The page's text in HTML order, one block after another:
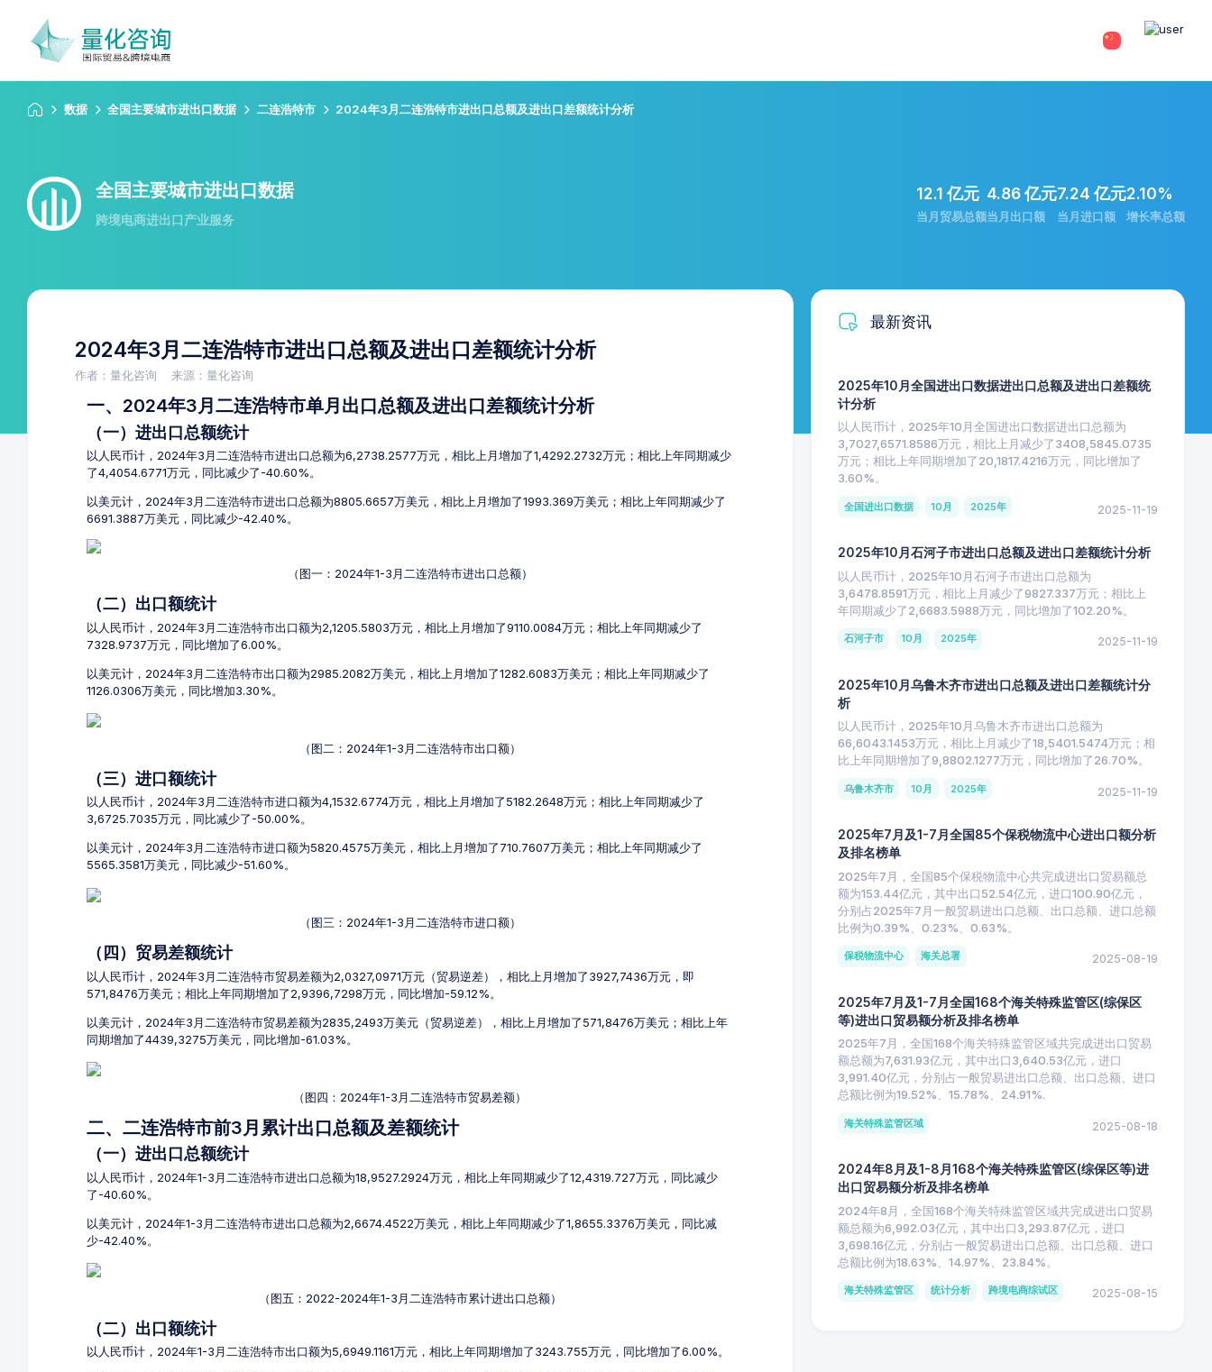
数据 全国主要城市进出口数据 二连浩特市 2024年3月二连浩特市进出口总额及进出口差额统计分析
全国主要城市进出口数据
跨境电商进出口产业服务
12.1 亿元
当月贸易总额
4.86 亿元
当月出口额
7.24 亿元
当月进口额
2.10%
增长率总额
2024年3月二连浩特市进出口总额及进出口差额统计分析
作者：量化咨询 来源：量化咨询
一、2024年3月二连浩特市单月出口总额及进出口差额统计分析
（一）进出口总额统计
以人民币计，2024年3月二连浩特市进出口总额为6,2738.2577万元，相比上月增加了1,4292.2732万元；相比上年同期减少
了4,4054.6771万元，同比减少了-40.60%。
以美元计，2024年3月二连浩特市进出口总额为8805.6657万美元，相比上月增加了1993.369万美元；相比上年同期减少了
6691.3887万美元，同比减少-42.40%。
（图一：2024年1-3月二连浩特市进出口总额）
（二）出口额统计
以人民币计，2024年3月二连浩特市出口额为2,1205.5803万元，相比上月增加了9110.0084万元；相比上年同期减少了
7328.9737万元，同比增加了6.00%。
以美元计，2024年3月二连浩特市出口额为2985.2082万美元，相比上月增加了1282.6083万美元；相比上年同期减少了
1126.0306万美元，同比增加3.30%。
（图二：2024年1-3月二连浩特市出口额）
（三）进口额统计
以人民币计，2024年3月二连浩特市进口额为4,1532.6774万元，相比上月增加了5182.2648万元；相比上年同期减少了
3,6725.7035万元，同比减少了-50.00%。
以美元计，2024年3月二连浩特市进口额为5820.4575万美元，相比上月增加了710.7607万美元；相比上年同期减少了
5565.3581万美元，同比减少-51.60%。
（图三：2024年1-3月二连浩特市进口额）
（四）贸易差额统计
以人民币计，2024年3月二连浩特市贸易差额为2,0327,0971万元（贸易逆差），相比上月增加了3927,7436万元，即
571,8476万美元；相比上年同期增加了2,9396,7298万元，同比增加-59.12%。
以美元计，2024年3月二连浩特市贸易差额为2835,2493万美元（贸易逆差），相比上月增加了571,8476万美元；相比上年
同期增加了4439,3275万美元，同比增加-61.03%。
（图四：2024年1-3月二连浩特市贸易差额）
二、二连浩特市前3月累计出口总额及差额统计
（一）进出口总额统计
以人民币计，2024年1-3月二连浩特市进出口总额为18,9527.2924万元，相比上年同期减少了12,4319.727万元，同比减少
了-40.60%。
以美元计，2024年1-3月二连浩特市进出口总额为2,6674.4522万美元，相比上年同期减少了1,8655.3376万美元，同比减
少-42.40%。
（图五：2022-2024年1-3月二连浩特市累计进出口总额）
（二）出口额统计
以人民币计，2024年1-3月二连浩特市出口额为5,6949.1161万元，相比上年同期增加了3243.755万元，同比增加了6.00%。
最新资讯
2025年10月全国进出口数据进出口总额及进出口差额统
计分析
以人民币计，2025年10月全国进出口数据进出口总额为
3,7027,6571.8586万元，相比上月减少了3408,5845.0735
万元；相比上年同期增加了20,1817.4216万元，同比增加了
3.60%。
全国进出口数据 10月 2025年 2025-11-19
2025年10月石河子市进出口总额及进出口差额统计分析
以人民币计，2025年10月石河子市进出口总额为
3,6478.8591万元，相比上月减少了9827.337万元；相比上
年同期减少了2,6683.5988万元，同比增加了102.20%。
石河子市 10月 2025年 2025-11-19
2025年10月乌鲁木齐市进出口总额及进出口差额统计分
析
以人民币计，2025年10月乌鲁木齐市进出口总额为
66,6043.1453万元，相比上月减少了18,5401.5474万元；相
比上年同期增加了9,8802.1277万元，同比增加了26.70%。
乌鲁木齐市 10月 2025年 2025-11-19
2025年7月及1-7月全国85个保税物流中心进出口额分析
及排名榜单
2025年7月，全国85个保税物流中心共完成进出口贸易额总
额为153.44亿元，其中出口52.54亿元，进口100.90亿元，
分别占2025年7月一般贸易进出口总额、出口总额、进口总额
比例为0.39%、0.23%、0.63%。
保税物流中心 海关总署 2025-08-19
2025年7月及1-7月全国168个海关特殊监管区(综保区
等)进出口贸易额分析及排名榜单
2025年7月，全国168个海关特殊监管区域共完成进出口贸易
额总额为7,631.93亿元，其中出口3,640.53亿元，进口
3,991.40亿元，分别占一般贸易进出口总额、出口总额、进口
总额比例为19.52%、15.78%、24.91%.
海关特殊监管区域 2025-08-18
2024年8月及1-8月168个海关特殊监管区(综保区等)进
出口贸易额分析及排名榜单
2024年8月，全国168个海关特殊监管区域共完成进出口贸易
额总额为6,992.03亿元，其中出口3,293.87亿元，进口
3,698.16亿元，分别占一般贸易进出口总额、出口总额、进口
总额比例为18.63%、14.97%、23.84%。
海关特殊监管区 统计分析 跨境电商综试区 2025-08-15